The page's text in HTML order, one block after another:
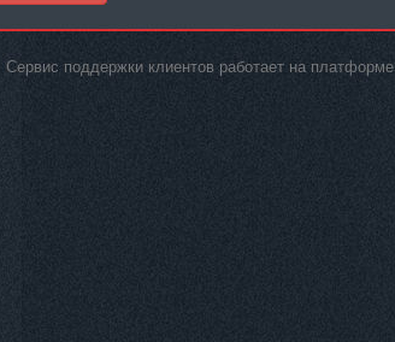
Сервис поддержки клиентов работает на платформе